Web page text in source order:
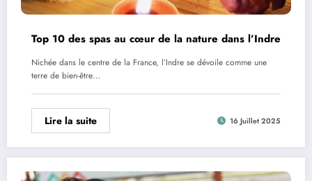
Top 10 des spas au cœur de la nature dans l’Indre
Nichée dans le centre de la France, l’Indre se dévoile comme une
terre de bien-être…
Lire la suite 16 Juillet 2025